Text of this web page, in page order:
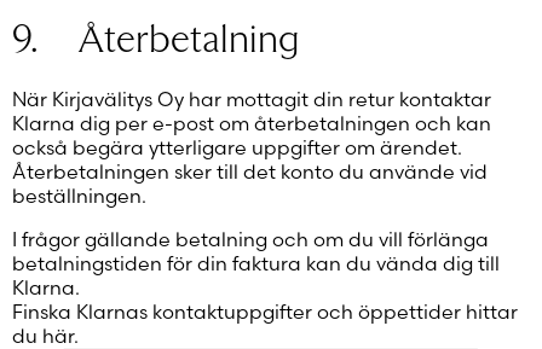
9. Återbetalning
När Kirjavälitys Oy har mottagit din retur kontaktar
Klarna dig per e-post om återbetalningen och kan
också begära ytterligare uppgifter om ärendet.
Återbetalningen sker till det konto du använde vid
beställningen.
I frågor gällande betalning och om du vill förlänga
betalningstiden för din faktura kan du vända dig till
Klarna.
Finska Klarnas kontaktuppgifter och öppettider hittar
du här.